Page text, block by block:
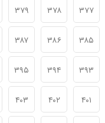
۳۷۷ ۳۷۸ ۳۷۹
۳۸۵ ۳۸۶ ۳۸۷
۳۹۳ ۳۹۴ ۳۹۵
۴۰۱ ۴۰۲ ۴۰۳